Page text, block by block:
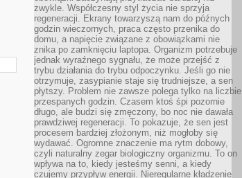
zwykle. Współczesny styl życia nie sprzyja
regeneracji. Ekrany towarzyszą nam do późnych
godzin wieczornych, praca często przenika do
domu, a napięcie związane z obowiązkami nie
znika po zamknięciu laptopa. Organizm potrzebuje
jednak wyraźnego sygnału, że może przejść z
trybu działania do trybu odpoczynku. Jeśli go nie
otrzymuje, zasypianie staje się trudniejsze, a sen
płytszy. Problem nie zawsze polega tylko na liczbie
przespanych godzin. Czasem ktoś śpi pozornie
długo, ale budzi się zmęczony, bo noc nie dawała
prawdziwej regeneracji. To pokazuje, że sen jest
procesem bardziej złożonym, niż mogłoby się
wydawać. Ogromne znaczenie ma rytm dobowy,
czyli naturalny zegar biologiczny organizmu. To on
wpływa na to, kiedy jesteśmy senni, a kiedy
czujemy przypływ energii. Nieregularne kładzenie